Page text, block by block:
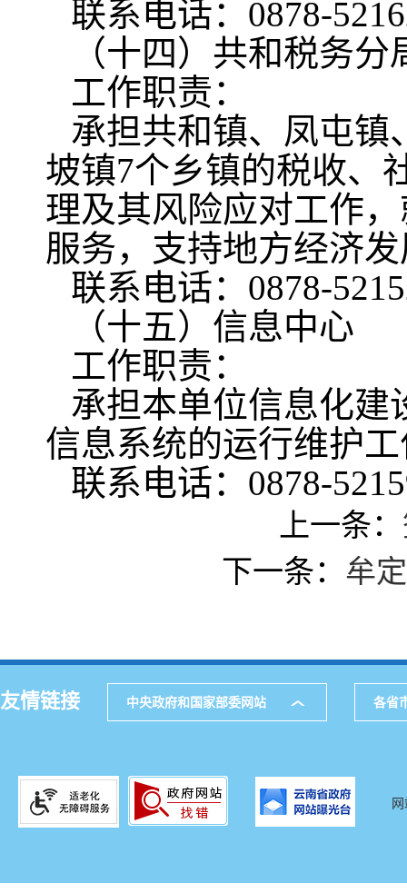
联系电话：0878-
（十四）共和税务分
工作职责：
承担共和镇、凤屯镇
坡镇7个乡镇的税收、
理及其风险应对工作
服务，支持地方经济
联系电话：0878-
（十五）信息中心
工作职责：
承担本单位信息化建
信息系统的运行维护
联系电话：0878-
上一条：
下一条： 牟
友情链接 中央政府和国家部委网站 各省